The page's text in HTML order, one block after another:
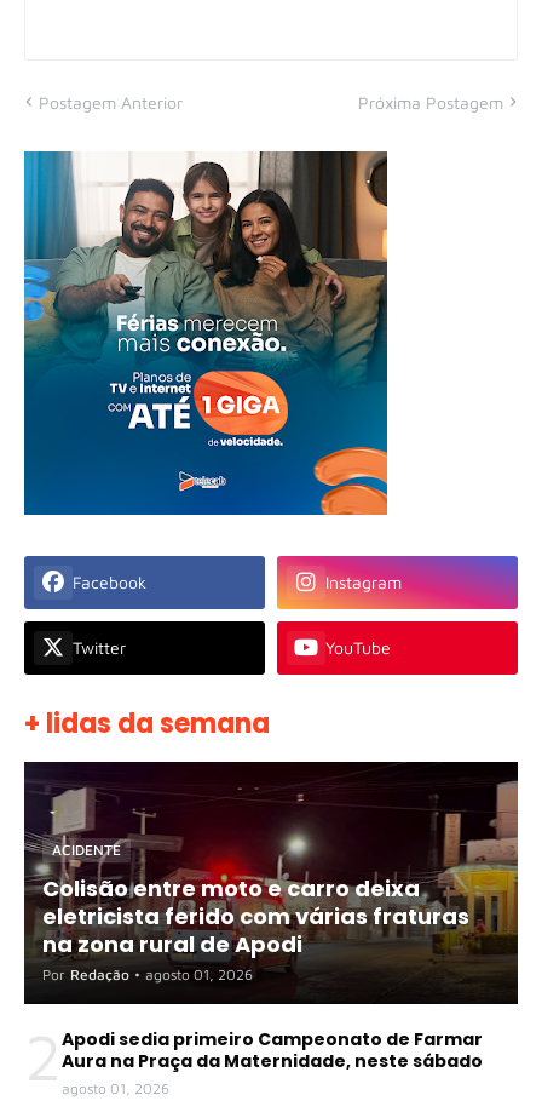
Postagem Anterior Próxima Postagem
Facebook Instagram
Twitter YouTube
+ lidas da semana
ACIDENTE
Colisão entre moto e carro deixa
eletricista ferido com várias fraturas
na zona rural de Apodi
Por Redação • agosto 01, 2026
2 Apodi sedia primeiro Campeonato de Farmar
Aura na Praça da Maternidade, neste sábado
agosto 01, 2026